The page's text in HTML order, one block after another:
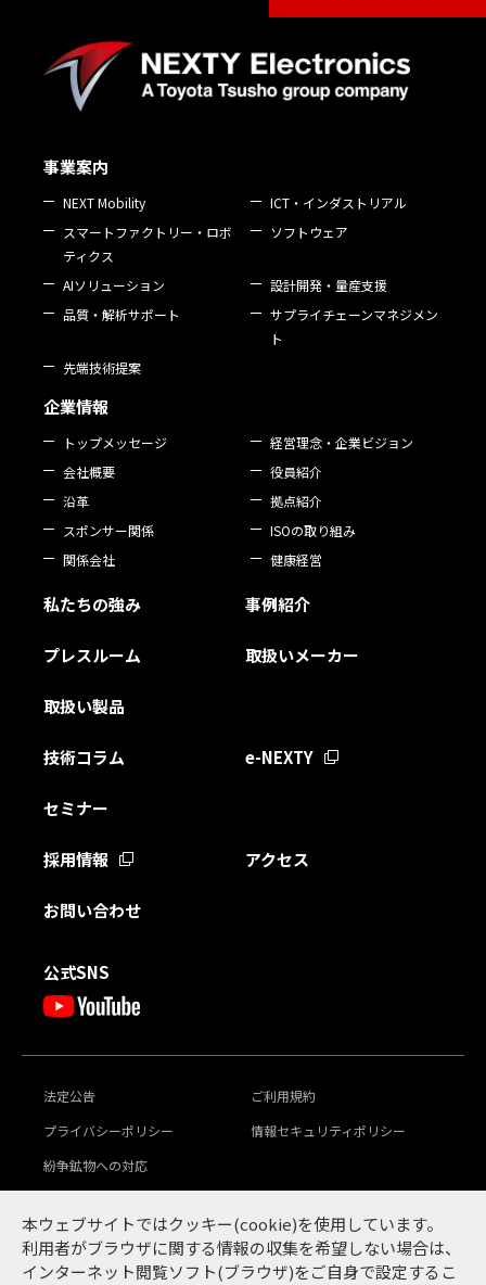
事業案内
NEXT Mobility
ICT・インダストリアル
スマートファクトリー・ロボ
ティクス
ソフトウェア
AIソリューション
設計開発・量産支援
品質・解析サポート
サプライチェーンマネジメン
ト
先端技術提案
企業情報
トップメッセージ
経営理念・企業ビジョン
会社概要
役員紹介
沿革
拠点紹介
スポンサー関係
ISOの取り組み
関係会社
健康経営
私たちの強み 事例紹介
プレスルーム 取扱いメーカー
取扱い製品
技術コラム e-NEXTY
セミナー
採用情報 アクセス
お問い合わせ
公式SNS
法定公告
ご利用規約
プライバシーポリシー
情報セキュリティポリシー
紛争鉱物への対応
豊田通商グループ
グローバル行動倫理規範 サステナビリティ
本ウェブサイトではクッキー(cookie)を使用しています。
利用者がブラウザに関する情報の収集を希望しない場合は、
インターネット閲覧ソフト(ブラウザ)をご自身で設定するこ